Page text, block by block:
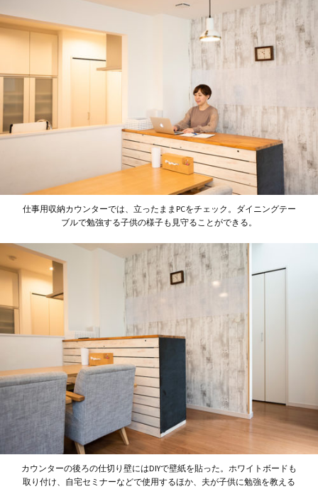
仕事用収納カウンターでは、立ったままPCをチェック。ダイニングテー
ブルで勉強する子供の様子も見守ることができる。
カウンターの後ろの仕切り壁にはDIYで壁紙を貼った。ホワイトボードも
取り付け、自宅セミナーなどで使用するほか、夫が子供に勉強を教える